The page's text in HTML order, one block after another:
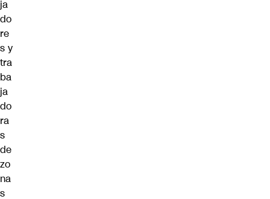
ja
do
re
s y
tra
ba
ja
do
ra
s
de
zo
na
s